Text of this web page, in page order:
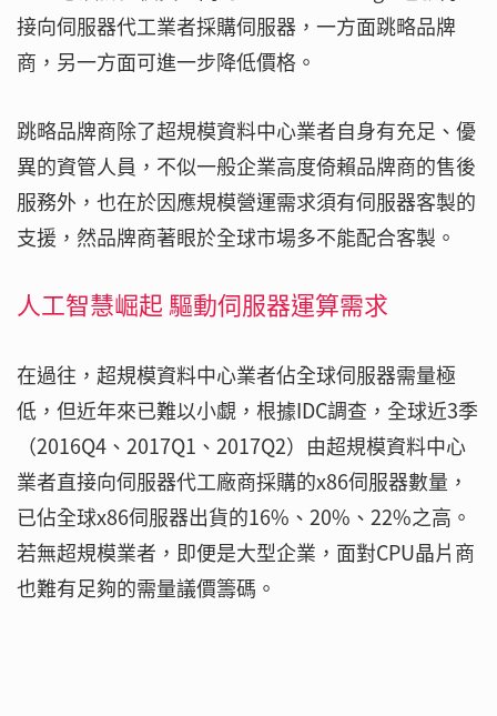
接向伺服器代工業者採購伺服器，一方面跳略品牌
商，另一方面可進一步降低價格。
跳略品牌商除了超規模資料中心業者自身有充足、優
異的資管人員，不似一般企業高度倚賴品牌商的售後
服務外，也在於因應規模營運需求須有伺服器客製的
支援，然品牌商著眼於全球市場多不能配合客製。
人工智慧崛起 驅動伺服器運算需求
在過往，超規模資料中心業者佔全球伺服器需量極
低，但近年來已難以小覷，根據IDC調查，全球近3季
（2016Q4、2017Q1、2017Q2）由超規模資料中心
業者直接向伺服器代工廠商採購的x86伺服器數量，
已佔全球x86伺服器出貨的16%、20%、22%之高。
若無超規模業者，即便是大型企業，面對CPU晶片商
也難有足夠的需量議價籌碼。